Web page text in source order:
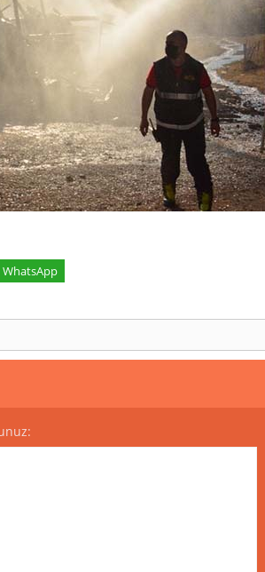
WhatsApp